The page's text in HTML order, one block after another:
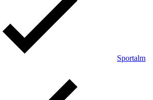
Sportalm